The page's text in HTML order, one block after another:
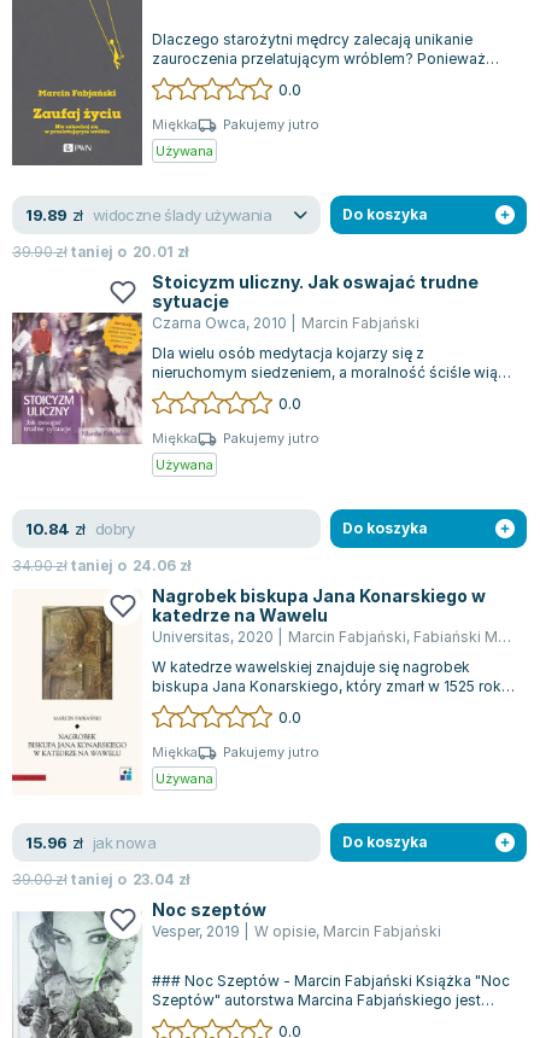
Agata Passent
Michel Moran
Maciej Orłoś
Jo Nesbo
Katarzyna Miller
Antoine de Saint Exupery
Lew Tołstoj
Mark Twain
Marcin Meller
Paulina Młynarska
ks. Piotr Pawlukiewicz
Jarosław Sokołowski
Piotr Latocha
Michael Scott
Jarosław Iwaszkiewicz
Joseph Murphy
Jan Sztaudynger
Aleksander Puszkin
Oscar Wilde
Małgorzata Ohme
Maddie Ziegler
Leszek Czarnecki
Joanna Racewicz
Maria Seweryn
Janina Zającówna
Eric Helms
Anna Prus (oprac.)
Nela Mała Reporterka
Agnieszka Maciąg
Barbara Wrzesińska
Terry Pratchett
Virginia Woolf
Dlaczego starożytni mędrcy zalecają unikanie
zauroczenia przelatującym wróblem? Ponieważ
wkrótce zniknie, pozostawiając nas z pocz...
0.0
Miękka
Pakujemy jutro
Używana
19.89 zł widoczne ślady używania
39.90złtaniej o 20.01 zł
Do koszyka
Stoicyzm uliczny. Jak oswajać trudne
sytuacje
Czarna Owca, 2010
Marcin Fabjański
Dla wielu osób medytacja kojarzy się z
nieruchomym siedzeniem, a moralność ściśle wiąże
się z religią, jednak Marcin Fabjański w s...
0.0
Miękka
Pakujemy jutro
Używana
10.84 zł dobry
34.90złtaniej o 24.06 zł
Do koszyka
Nagrobek biskupa Jana Konarskiego w
katedrze na Wawelu
Universitas, 2020 Marcin Fabjański, Fabiański Marcin
W katedrze wawelskiej znajduje się nagrobek
biskupa Jana Konarskiego, który zmarł w 1525 roku.
To dzieło jest szczególnie istotne,...
0.0
Miękka
Pakujemy jutro
Używana
15.96 zł jak nowa
39.00złtaniej o 23.04 zł
Do koszyka
Noc szeptów
Vesper, 2019 W opisie, Marcin Fabjański
### Noc Szeptów - Marcin Fabjański Książka "Noc
Szeptów" autorstwa Marcina Fabjańskiego jest
dostępna w stanie nowym, choć pochodz...
0.0